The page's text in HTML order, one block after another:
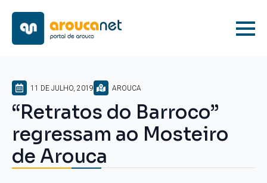
11 DE JULHO, 2019 AROUCA
“Retratos do Barroco”
regressam ao Mosteiro
de Arouca